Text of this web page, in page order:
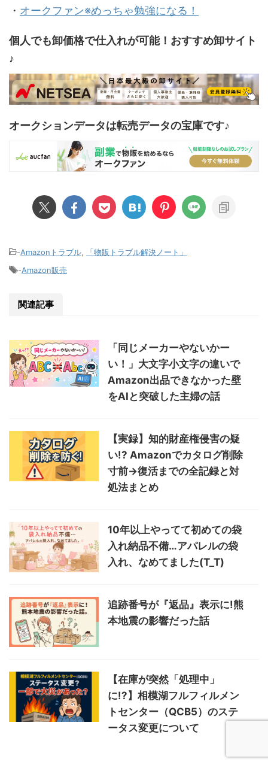
・ オークファン※めっちゃ勉強になる！
個人でも卸価格で仕入れが可能！おすすめ卸サイト
♪
オークションデータは転売データの宝庫です♪
-Amazonトラブル
「物販トラブル解決ノート」
-Amazon販売
関連記事
「同じメーカーやないかー
い！」大文字小文字の違いで
Amazon出品できなかった壁
をAIと突破した主婦の話
【実録】知的財産権侵害の疑
い!? Amazonでカタログ削除
寸前→復活までの全記録と対
処法まとめ
10年以上やってて初めての袋
入れ納品不備…アパレルの袋
入れ、なめてました(T_T)
追跡番号が『返品』表示に!熊
本地震の影響だった話
【在庫が突然「処理中」
に!?】相模湖フルフィルメン
トセンター（QCB5）のステ
ータス変更について